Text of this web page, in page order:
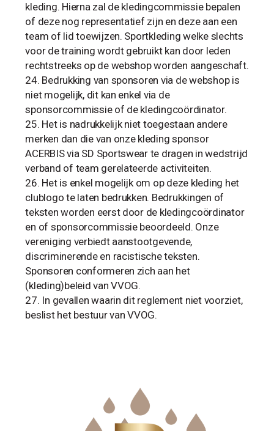
kleding. Hierna zal de kledingcommissie bepalen
of deze nog representatief zijn en deze aan een
team of lid toewijzen. Sportkleding welke slechts
voor de training wordt gebruikt kan door leden
rechtstreeks op de webshop worden aangeschaft.
Bedrukking van sponsoren via de webshop is
niet mogelijk, dit kan enkel via de
sponsorcommissie of de kledingcoördinator.
Het is nadrukkelijk niet toegestaan andere
merken dan die van onze kleding sponsor
ACERBIS via SD Sportswear te dragen in wedstrijd
verband of team gerelateerde activiteiten.
Het is enkel mogelijk om op deze kleding het
clublogo te laten bedrukken. Bedrukkingen of
teksten worden eerst door de kledingcoördinator
en of sponsorcommissie beoordeeld. Onze
vereniging verbiedt aanstootgevende,
discriminerende en racistische teksten.
Sponsoren conformeren zich aan het
(kleding)beleid van VVOG.
In gevallen waarin dit reglement niet voorziet,
beslist het bestuur van VVOG.